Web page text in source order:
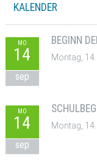
KALENDER
MO
14
sep
BEGINN
Montag,
MO
14
sep
Montag,